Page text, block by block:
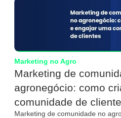
Marketing no Agro
Marketing de
agronegócio: como
comunidade de
Marketing de comunidade no